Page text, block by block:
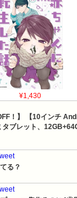
¥1,430
！】 【10インチ
タブレット、
る？